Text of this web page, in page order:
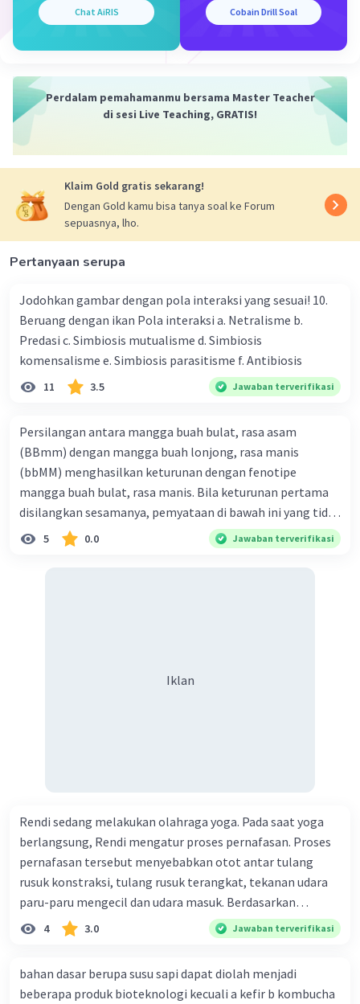
Beri Rating (0 Balas
Chat AiRIS Cobain Drill Soal
Perdalam pemahamanmu bersama Master Teacher
di sesi Live Teaching, GRATIS!
Klaim Gold gratis sekarang!
Dengan Gold kamu bisa tanya soal ke Forum
sepuasnya, lho.
Pertanyaan serupa
Jodohkan gambar dengan pola interaksi yang sesuai! 10.
Beruang dengan ikan Pola interaksi a. Netralisme b.
Predasi c. Simbiosis mutualisme d. Simbiosis
komensalisme e. Simbiosis parasitisme f. Antibiosis
11 3.5 Jawaban terverifikasi
Persilangan antara mangga buah bulat, rasa asam
(BBmm) dengan mangga buah lonjong, rasa manis
(bbMM) menghasilkan keturunan dengan fenotipe
mangga buah bulat, rasa manis. Bila keturunan pertama
disilangkan sesamanya, pemyataan di bawah ini yang tidak
benar mengenai keturunan yang dihasilkan dari
5 0.0 Jawaban terverifikasi
Iklan
Rendi sedang melakukan olahraga yoga. Pada saat yoga
berlangsung, Rendi mengatur proses pernafasan. Proses
pernafasan tersebut menyebabkan otot antar tulang
rusuk konstraksi, tulang rusuk terangkat, tekanan udara
paru-paru mengecil dan udara masuk. Berdasarkan
informasi tersebut, dapat disimpulkan bahwa Rendi
sedang melakukan proses pernafasan....
4 3.0 Jawaban terverifikasi
bahan dasar berupa susu sapi dapat diolah menjadi
beberapa produk bioteknologi kecuali a kefir b kombucha